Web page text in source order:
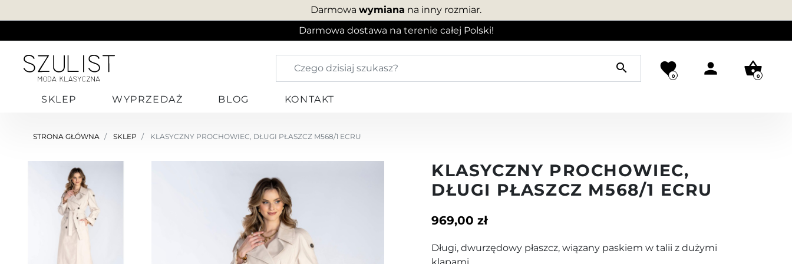
Darmowa wymiana na inny rozmiar.
Darmowa dostawa na terenie całej Polski!
search favorite
0 person shopping_basket
0
SKLEP WYPRZEDAŻ BLOG KONTAKT
STRONA GŁÓWNA SKLEP KLASYCZNY PROCHOWIEC, DŁUGI PŁASZCZ M568/1 ECRU
KLASYCZNY PROCHOWIEC,
DŁUGI PŁASZCZ M568/1 ECRU
969,00 zł
Długi, dwurzędowy płaszcz, wiązany paskiem w talii z dużymi